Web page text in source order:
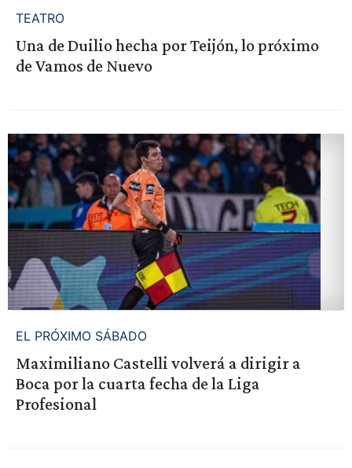
TEATRO
Una de Duilio hecha por Teijón, lo próximo
de Vamos de Nuevo
EL PRÓXIMO SÁBADO
Maximiliano Castelli volverá a dirigir a
Boca por la cuarta fecha de la Liga
Profesional